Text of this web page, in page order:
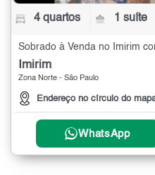
4 quartos 1 suíte
Sobrado à Venda no Imirim
Imirim
Zona Norte - São Paulo
Endereço no círculo do
WhatsApp